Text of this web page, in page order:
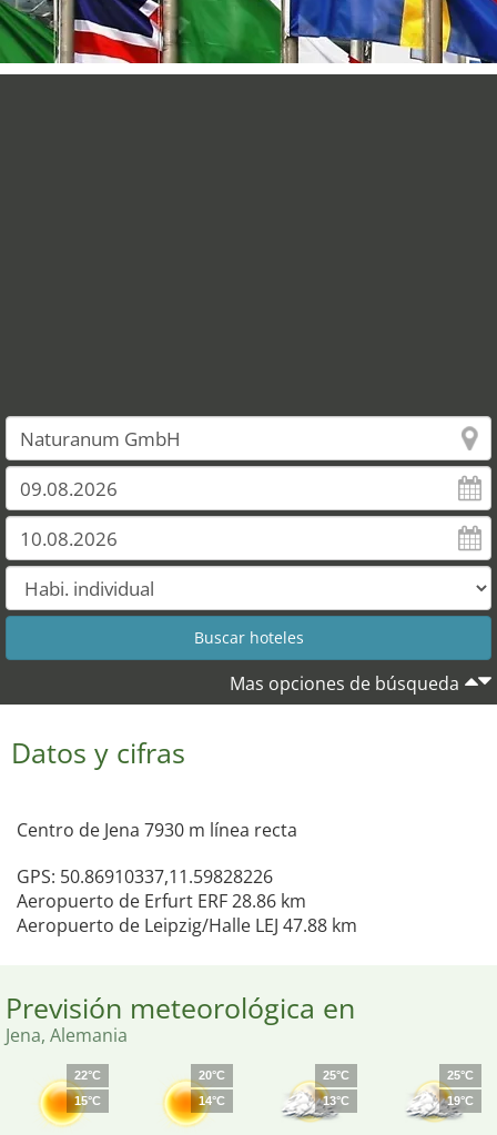
Mas opciones de búsqueda
Datos y cifras
Centro de Jena 7930 m línea recta
GPS: 50.86910337,11.59828226
Aeropuerto de Erfurt ERF 28.86 km
Aeropuerto de Leipzig/Halle LEJ 47.88 km
Previsión meteorológica en
Jena, Alemania
22°C
15°C
20°C
14°C
25°C
13°C
25°C
19°C